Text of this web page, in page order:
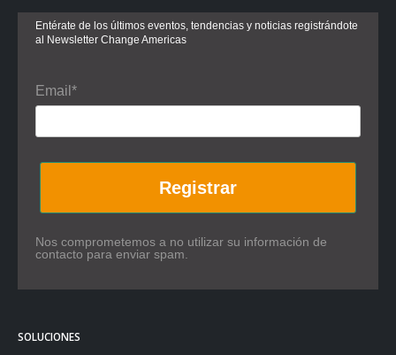
Entérate de los últimos eventos, tendencias y noticias registrándote
al Newsletter Change Americas
Email*
Registrar
Nos comprometemos a no utilizar su información de
contacto para enviar spam.
SOLUCIONES